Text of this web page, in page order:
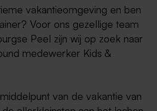
vakantieomgeving en ben
Voor ons gezellige team
Peel zijn wij op zoek naar
medewerker Kids &
van de vakantie van